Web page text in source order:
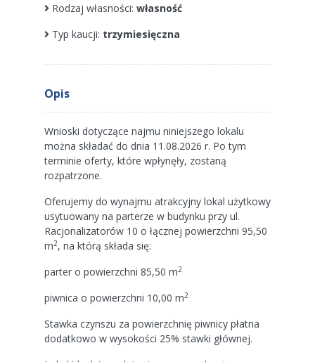
Rodzaj własności: własność
Typ kaucji: trzymiesięczna
opis
Wnioski dotyczące najmu niniejszego lokalu
można składać do dnia 11.08.2026 r. Po tym
terminie oferty, które wpłynęły, zostaną
rozpatrzone.
Oferujemy do wynajmu atrakcyjny lokal użytkowy
usytuowany na parterze w budynku przy ul.
Racjonalizatorów 10 o łącznej powierzchni 95,50
m2, na którą składa się:
parter o powierzchni 85,50 m2
piwnica o powierzchni 10,00 m2
Stawka czynszu za powierzchnię piwnicy płatna
dodatkowo w wysokości 25% stawki głównej.